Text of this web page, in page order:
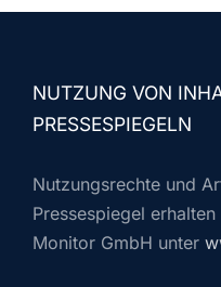
NUTZUNG VON
PRESSESPIEGELN
Nutzungsrechte und
Pressespiegel
Monitor GmbH unter